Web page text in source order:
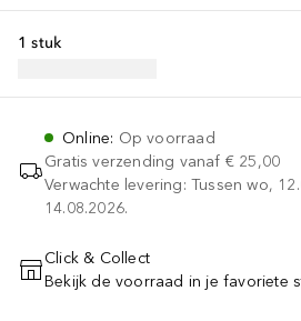
1 stuk
Online: Op voorraad
Gratis verzending vanaf € 25,00
Verwachte levering: Tussen wo,
14.08.2026.
VOEG TOE AAN
Click & Collect
Bekijk de voorraad in je favoriete